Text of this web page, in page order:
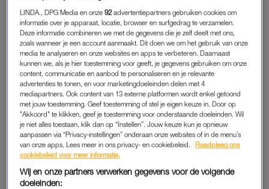
MAARTEN VAN ROSSEM NIET VERVANGEN IN
'DE SLIMSTE MENS'
WIL JE WETEN
Brankele Frank tipt dit fijne
product: 'Zie ik er toch
wakker uit, ook als ik me
totaal niet zo voel'
WINNEN
Frank, Delilah of toch Bibi?
Dít is de winnaar van 'De
Slimste Mens'
ADVERTORIAL
Amaya zat vast op Madeira
door noodweer: 'We zaten
op de grond tussen
honderden gestrande
reizigers'
FRAGMENT GEMIST
Jamie Kames onthult in 'Het
Diner' door welk programma
er ook niet trots op'
LINDA., DPG Media en onze92 advertentiepartners gebruiken cookies om
informatie over je apparaat, locatie, browser en surfgedrag te verzamelen.
Deze informatie combineren we met de gegevens die je zelf deelt met ons,
zoals wanneer je een account aanmaakt. Dit doen we om het gebruik van onze
media te analyseren en onze websites en apps te verbeteren. Daarnaast
kunnen we, als je hier toestemming voor geeft, je gegevens gebruiken om onze
content, communicatie en aanbod te personaliseren en je relevante
advertenties te tonen, en voor marketingdoeleinden delen met 4
mediapartners. Ook content van 13 externe platformen wordt enkel getoond
met jouw toestemming. Geef toestemming of stel je eigen keuze in. Door op
"Akkoord" te klikken, geef je toestemming voor onderstaande doeleinden. Wil
je niet alles toestaan, klik dan op “Instellen”. Jouw keuze kun je opnieuw
aanpassen via “Privacy-instellingen” onderaan onze websites of in de menu’s
van onze apps. Lees meer in ons privacy- en cookiebeleid.
Raadpleeg ons
cookiebeleid voor meer informatie.
Wij en onze partners verwerken gegevens voor de volgende
doeleinden: